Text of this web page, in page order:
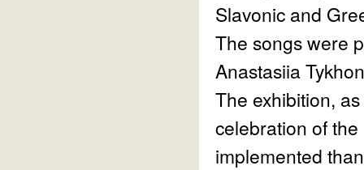
Slavonic and
The songs were
Anastasiia
The exhibition,
celebration of
implemented